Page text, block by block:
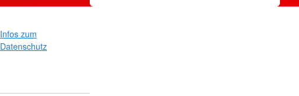
Infos zum
Datenschutz